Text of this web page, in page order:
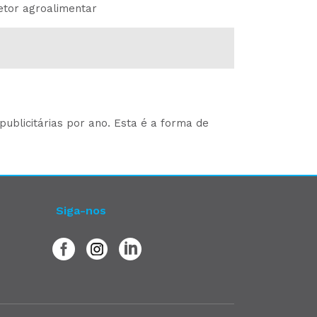
agroalimentar
por ano. Esta é a forma de
Siga-nos